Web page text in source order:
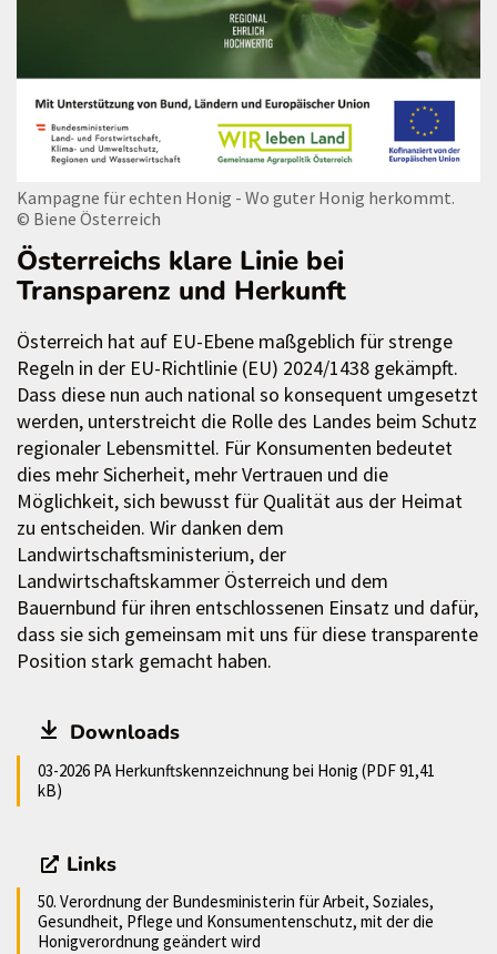
Kampagne für echten Honig - Wo guter Honig herkommt.
© Biene Österreich
Österreichs klare Linie bei
Transparenz und Herkunft
Österreich hat auf EU-Ebene maßgeblich für strenge
Regeln in der EU-Richtlinie (EU) 2024/1438 gekämpft.
Dass diese nun auch national so konsequent umgesetzt
werden, unterstreicht die Rolle des Landes beim Schutz
regionaler Lebensmittel. Für Konsumenten bedeutet
dies mehr Sicherheit, mehr Vertrauen und die
Möglichkeit, sich bewusst für Qualität aus der Heimat
zu entscheiden. Wir danken dem
Landwirtschaftsministerium, der
Landwirtschaftskammer Österreich und dem
Bauernbund für ihren entschlossenen Einsatz und dafür,
dass sie sich gemeinsam mit uns für diese transparente
Position stark gemacht haben.
Downloads
03-2026 PA Herkunftskennzeichnung bei Honig (PDF 91,41
kB)
Links
50. Verordnung der Bundesministerin für Arbeit, Soziales,
Gesundheit, Pflege und Konsumentenschutz, mit der die
Honigverordnung geändert wird